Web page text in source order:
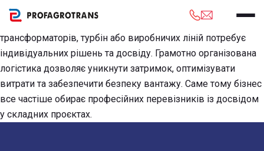
Проєктні перевезення стають невід’ємною частиною
великих будівельних та енергетичних проєктів. Доставка
трансформаторів, турбін або виробничих ліній потребує
індивідуальних рішень та досвіду. Грамотно організована
логістика дозволяє уникнути затримок, оптимізувати
витрати та забезпечити безпеку вантажу. Саме тому бізнес
все частіше обирає професійних перевізників із досвідом
у складних проєктах.